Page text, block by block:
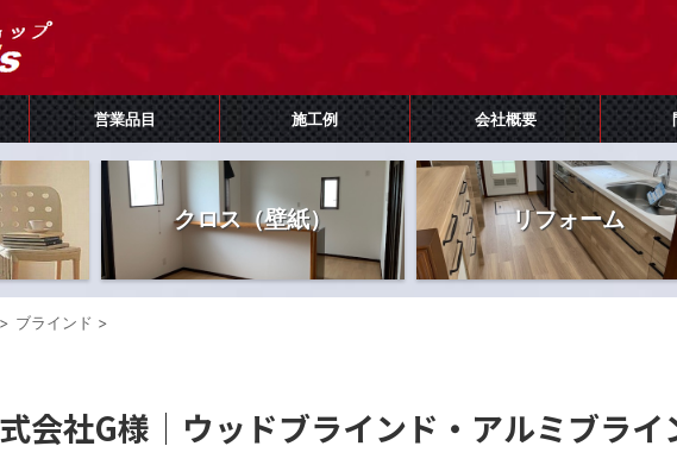
営業品目 施工例 会社概要
クロス（壁紙） リフォーム
> ブラインド >
会社G様｜ウッドブラインド・アルミブラ